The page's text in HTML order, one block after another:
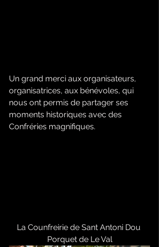
Un grand merci aux organisateurs,
organisatrices, aux bénévoles, qui
nous ont permis de partager ses
moments historiques avec des
Confréries magnifiques.
La Counfreirie de Sant Antoni Dou
Porquet de Le Val